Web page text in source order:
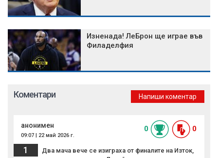
Изненада! ЛеБрон ще играе във
Филаделфия
Коментари Напиши коментар
анонимен
09:07 | 22 май 2026 г.
0 0
1
Два мача вече се изиграха от финалите на Изток,